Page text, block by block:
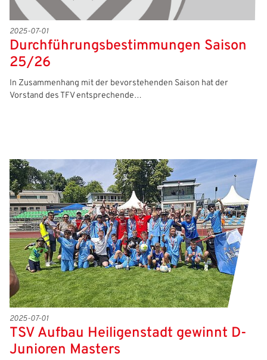
2025-07-01
Durchführungsbestimmungen Saison
25/26
In Zusammenhang mit der bevorstehenden Saison hat der
Vorstand des TFV entsprechende…
2025-07-01
TSV Aufbau Heiligenstadt gewinnt D-
Junioren Masters